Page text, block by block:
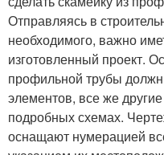
Отправляясь в
необходимого, важно
изготовленный проект.
профильной трубы
элементов, все же
подробных схемах.
оснащают нумерацией